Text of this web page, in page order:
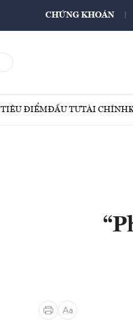
CHỨNG KHOÁN
TIÊU ĐIỂMĐẦU TƯTÀI CHÍNH